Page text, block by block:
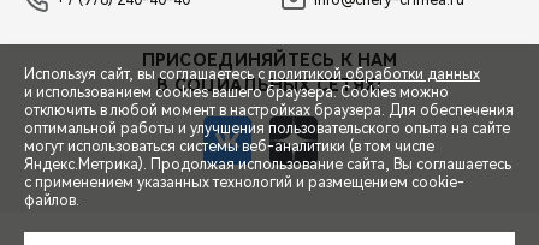
ПРИСОЕДИНЯЙТЕСЬ К НАМ
В СОЦИАЛЬНЫХ СЕТЯХ:
Используя сайт, вы соглашаетесь с политикой обработки данных
и использованием cookies вашего браузера. Cookies можно
отключить в любой момент в настройках браузера. Для обеспечения
оптимальной работы и улучшения пользовательского опыта на сайте
могут использоваться системы веб-аналитики (в том числе
Яндекс.Метрика). Продолжая использование сайта, Вы соглашаетесь
с применением указанных технологий и размещением cookie-
файлов.